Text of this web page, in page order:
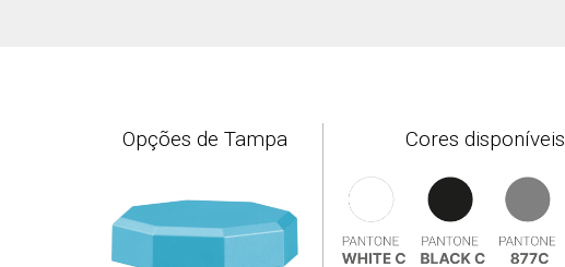
Opções de Tampa Cores disponíveis